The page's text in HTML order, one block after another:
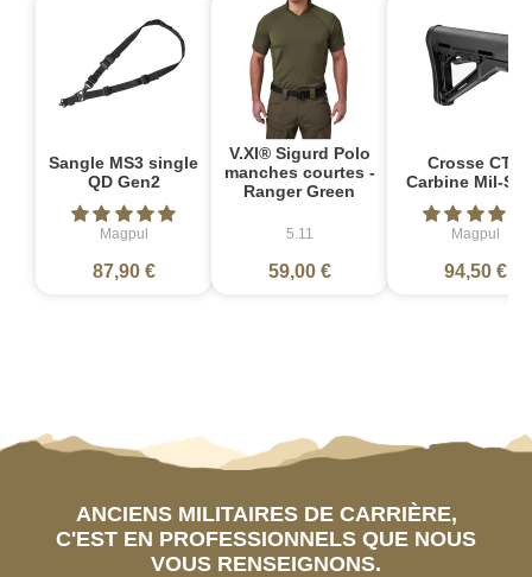
Sangle MS3 single
QD Gen2
Magpul
87,90 €
V.XI® Sigurd Polo
manches courtes -
Ranger Green
5.11
59,00 €
Crosse CTR
Carbine Mil-
Magpul
94,50 €
ANCIENS MILITAIRES DE CARRIÈRE,
C'EST EN PROFESSIONNELS QUE NOUS
VOUS RENSEIGNONS.